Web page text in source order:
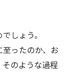
しょう。
ったのか、お
のような過程